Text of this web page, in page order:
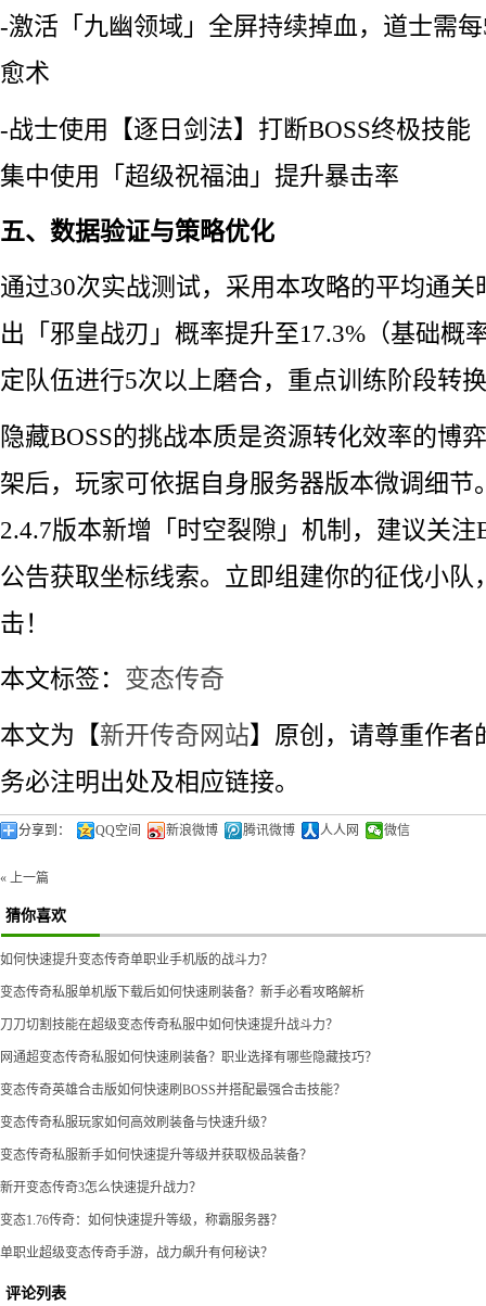
-激活「九幽领域」全屏持续掉血，道士需
愈术
-战士使用【逐日剑法】打断BOSS终极技能
集中使用「超级祝福油」提升暴击率
五、数据验证与策略优化
通过30次实战测试，采用本攻略的平均通关
出「邪皇战刃」概率提升至17.3%（基础概
定队伍进行5次以上磨合，重点训练阶段转
隐藏BOSS的挑战本质是资源转化效率的博
架后，玩家可依据自身服务器版本微调细节
2.4.7版本新增「时空裂隙」机制，建议关注
公告获取坐标线索。立即组建你的征伐小队
击！
本文标签： 变态传奇
本文为【新开传奇网站】原创，请尊重作者
务必注明出处及相应链接。
分享到： QQ空间 新浪微博 腾讯微博 人人网 微信
« 上一篇
猜你喜欢
如何快速提升变态传奇单职业手机版的战斗力？
变态传奇私服单机版下载后如何快速刷装备？新手必看攻略解析
刀刀切割技能在超级变态传奇私服中如何快速提升战斗力？
网通超变态传奇私服如何快速刷装备？职业选择有哪些隐藏技巧？
变态传奇英雄合击版如何快速刷BOSS并搭配最强合击技能？
变态传奇私服玩家如何高效刷装备与快速升级？
变态传奇私服新手如何快速提升等级并获取极品装备？
新开变态传奇3怎么快速提升战力？
变态1.76传奇：如何快速提升等级，称霸服务器？
单职业超级变态传奇手游，战力飙升有何秘诀？
评论列表